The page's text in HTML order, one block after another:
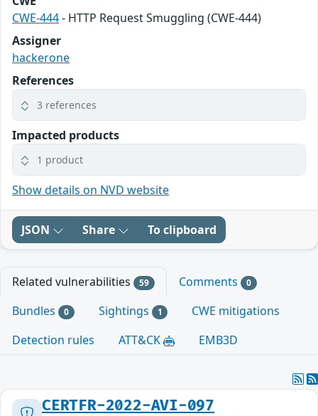
CWE-444- HTTP Request Smuggling (CWE-444)
Assigner
hackerone
References
3 references
Impacted products
1 product
Show details on NVD website
JSON Share To clipboard
Related vulnerabilities 59 Comments 0
Bundles 0 Sightings 1
CWE mitigations
Detection rules
ATT&CK EMB3D
CERTFR-2022-AVI-097